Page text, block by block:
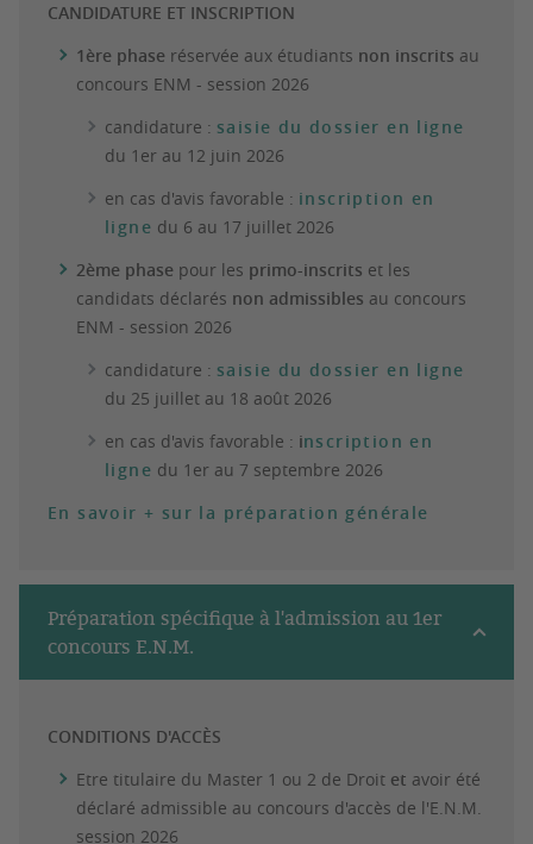
CANDIDATURE ET INSCRIPTION
1ère phase réservée aux étudiants non inscrits au
concours ENM - session 2026
candidature : saisie du dossier en ligne
du 1er au 12 juin 2026
en cas d'avis favorable : inscription en
ligne du 6 au 17 juillet 2026
2ème phase pour les primo-inscrits et les
candidats déclarés non admissibles au concours
ENM - session 2026
candidature : saisie du dossier en ligne
du 25 juillet au 18 août 2026
en cas d'avis favorable : inscription en
ligne du 1er au 7 septembre 2026
En savoir + sur la préparation générale
Préparation spécifique à l'admission au 1er
concours E.N.M.
CONDITIONS D'ACCÈS
Etre titulaire du Master 1 ou 2 de Droit et avoir été
déclaré admissible au concours d'accès de l'E.N.M.
session 2026